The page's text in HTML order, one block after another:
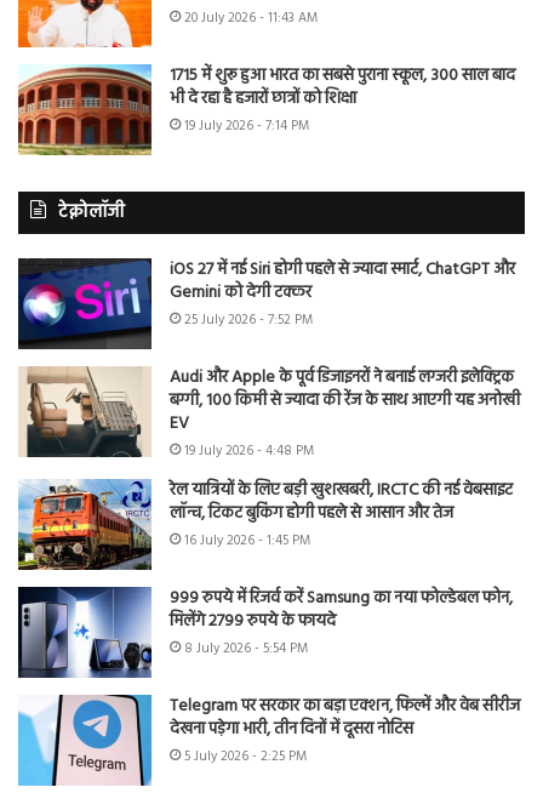
20 July 2026 - 11:43 AM
1715 में शुरू हुआ भारत का सबसे पुराना स्कूल, 300 साल बाद
भी दे रहा है हजारों छात्रों को शिक्षा
19 July 2026 - 7:14 PM
टेक्नोलॉजी
iOS 27 में नई Siri होगी पहले से ज्यादा स्मार्ट, ChatGPT और
Gemini को देगी टक्कर
25 July 2026 - 7:52 PM
Audi और Apple के पूर्व डिजाइनरों ने बनाई लग्जरी इलेक्ट्रिक
बग्गी, 100 किमी से ज्यादा की रेंज के साथ आएगी यह अनोखी
EV
19 July 2026 - 4:48 PM
रेल यात्रियों के लिए बड़ी खुशखबरी, IRCTC की नई वेबसाइट
लॉन्च, टिकट बुकिंग होगी पहले से आसान और तेज
16 July 2026 - 1:45 PM
999 रुपये में रिजर्व करें Samsung का नया फोल्डेबल फोन,
मिलेंगे 2799 रुपये के फायदे
8 July 2026 - 5:54 PM
Telegram पर सरकार का बड़ा एक्शन, फिल्में और वेब सीरीज
देखना पड़ेगा भारी, तीन दिनों में दूसरा नोटिस
5 July 2026 - 2:25 PM